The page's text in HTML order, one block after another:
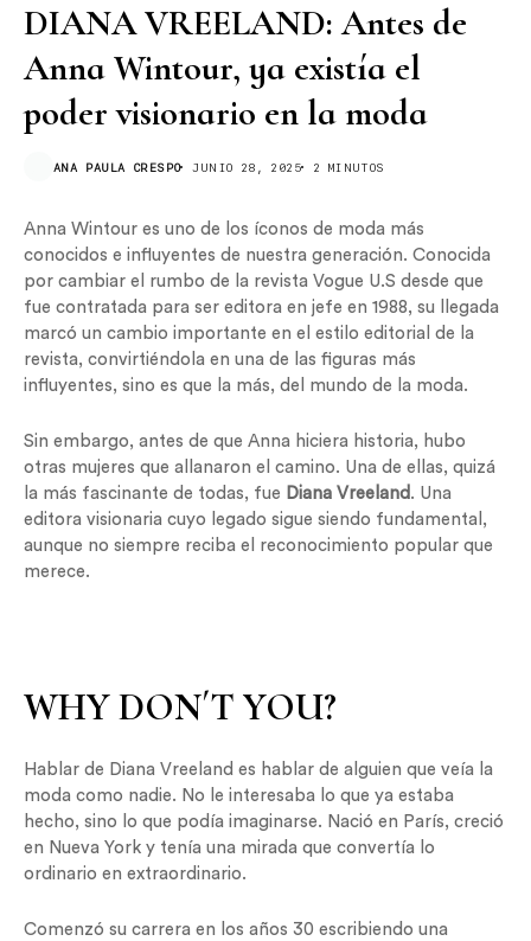
DIANA VREELAND: Antes de
Anna Wintour, ya existía el
poder visionario en la moda
ANA PAULA CRESPO JUNIO 28, 2025 2 MINUTOS
Anna Wintour es uno de los íconos de moda más
conocidos e influyentes de nuestra generación. Conocida
por cambiar el rumbo de la revista Vogue U.S desde que
fue contratada para ser editora en jefe en 1988, su llegada
marcó un cambio importante en el estilo editorial de la
revista, convirtiéndola en una de las figuras más
influyentes, sino es que la más, del mundo de la moda.
Sin embargo, antes de que Anna hiciera historia, hubo
otras mujeres que allanaron el camino. Una de ellas, quizá
la más fascinante de todas, fue Diana Vreeland . Una
editora visionaria cuyo legado sigue siendo fundamental,
aunque no siempre reciba el reconocimiento popular que
merece.
WHY DON´T YOU?
Hablar de Diana Vreeland es hablar de alguien que veía la
moda como nadie. No le interesaba lo que ya estaba
hecho, sino lo que podía imaginarse. Nació en París, creció
en Nueva York y tenía una mirada que convertía lo
ordinario en extraordinario.
Comenzó su carrera en los años 30 escribiendo una